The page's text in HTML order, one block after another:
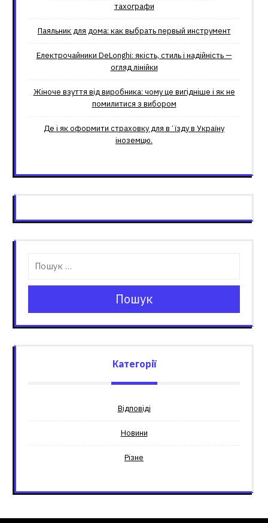
тахографи
Паяльник для дома: как выбрать первый инструмент
Електрочайники DeLonghi: якість, стиль і надійність —
огляд лінійки
Жіноче взуття від виробника: чому це вигідніше і як не
помилитися з вибором
Де і як оформити страховку для вʼїзду в Україну
іноземцю.
Пошук
Категорії
Відповіді
Новини
Різне